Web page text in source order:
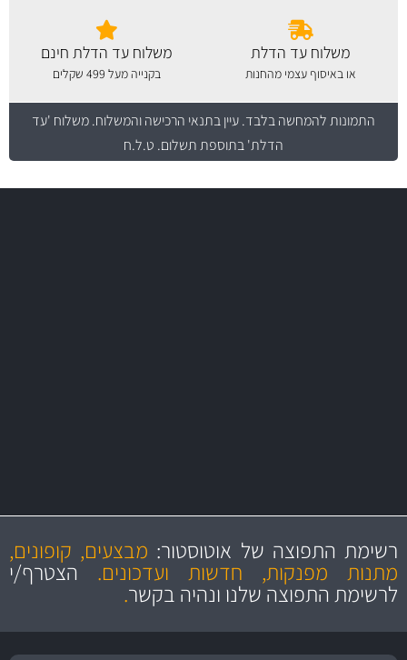
משלוח עד הדלת
או באיסוף עצמי מהחנות
משלוח עד הדלת חינם
בקנייה מעל 499 שקלים
התמונות להמחשה בלבד.עיין בתנאי הרכישה והמשלוח. משלוח 'עד
הדלת' בתוספת תשלום. ט.ל.ח
מקצועיות
ושירות מצויין
מחירים
הוגנים
והיצע מוצרים איכותירשימת התפוצה של אוטוסטור: מבצעים, קופונים,
מתנות מפנקות, חדשות ועדכונים.הצטרף/י
לרשימת התפוצה שלנו ונהיה בקשר.